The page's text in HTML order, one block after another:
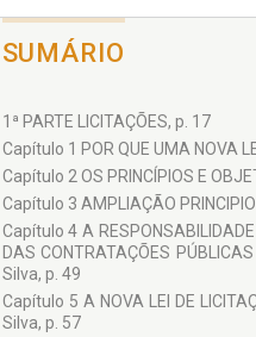
RODRIGO JOSÉ RODRIGUES
COLABORADORES:
Alysson Paulo Melo de Souza
Ana Christina Tenório Ribeiro
Angelo Braga Netto Rodrigues de
Arykoerne Lima Barbosa
Bárbara Ingrid Silva Marques
Bruna Beatriz Alves de Campos
SUMÁRIO
1ª PARTE LICITAÇÕES, p. 17
Capítulo 1 POR QUE UMA NOVA
Capítulo 2 OS PRINCÍPIOS E
Capítulo 3 AMPLIAÇÃO
Capítulo 4 A
DAS CONTRATAÇÕES
Silva, p. 49
Capítulo 5 A NOVA LEI DE
Silva, p. 57